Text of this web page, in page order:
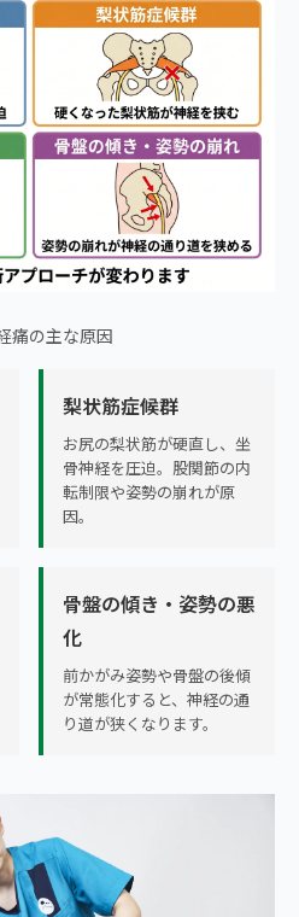
痛の主な原因
梨状筋症候群
お尻の梨状筋が硬直し、坐
骨神経を圧迫。股関節の内
転制限や姿勢の崩れが原
因。
骨盤の傾き・姿勢の悪
化
前かがみ姿勢や骨盤の後傾
が常態化すると、神経の通
り道が狭くなります。